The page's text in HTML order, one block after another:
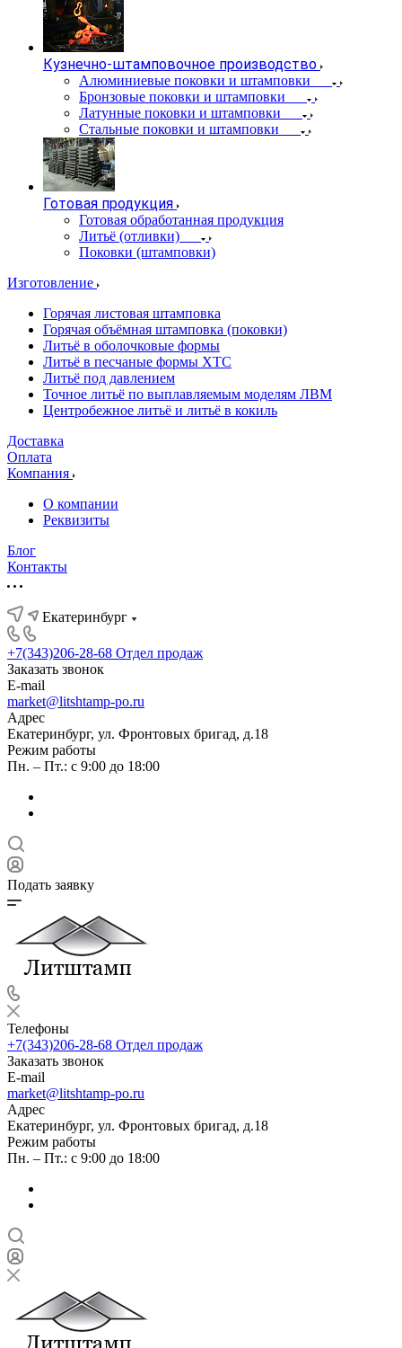
Кузнечно-штамповочное производство
Алюминиевые поковки и штамповки
Бронзовые поковки и штамповки
Латунные поковки и штамповки
Стальные поковки и штамповки
Готовая продукция
Готовая обработанная продукция
Литьё (отливки)
Поковки (штамповки)
Изготовление
Горячая листовая штамповка
Горячая объёмная штамповка (поковки)
Литьё в оболочковые формы
Литьё в песчаные формы ХТС
Литьё под давлением
Точное литьё по выплавляемым моделям ЛВМ
Центробежное литьё и литьё в кокиль
Доставка
Оплата
Компания
О компании
Реквизиты
Блог
Контакты
Екатеринбург
+7(343)206-28-68 Отдел продаж
Заказать звонок
E-mail
market@litshtamp-po.ru
Адрес
Екатеринбург, ул. Фронтовых бригад, д.18
Режим работы
Пн. – Пт.: с 9:00 до 18:00
Подать заявку
Телефоны
+7(343)206-28-68 Отдел продаж
Заказать звонок
E-mail
market@litshtamp-po.ru
Адрес
Екатеринбург, ул. Фронтовых бригад, д.18
Режим работы
Пн. – Пт.: с 9:00 до 18:00